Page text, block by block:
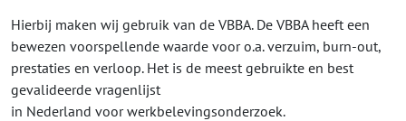
Hierbij maken wij gebruik van de VBBA. De VBBA heeft een
bewezen voorspellende waarde voor o.a. verzuim, burn-out,
prestaties en verloop. Het is de meest gebruikte en best
gevalideerde vragenlijst
in Nederland voor werkbelevingsonderzoek.